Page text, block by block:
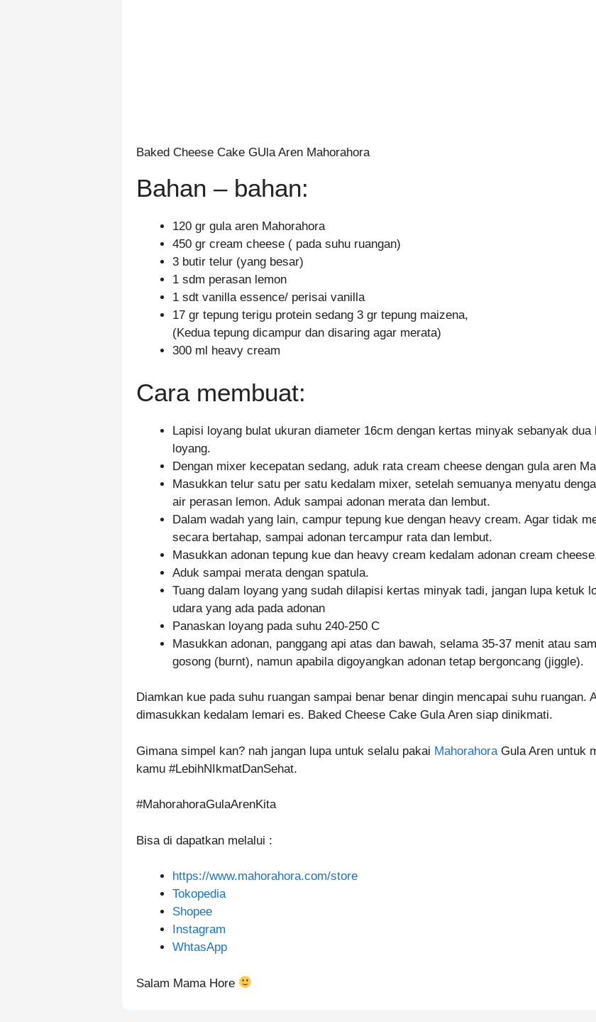
Baked Cheese Cake GUla Aren Mahorahora
Bahan – bahan:
120 gr gula aren Mahorahora
450 gr cream cheese ( pada suhu ruangan)
3 butir telur (yang besar)
1 sdm perasan lemon
1 sdt vanilla essence/ perisai vanilla
17 gr tepung terigu protein sedang 3 gr tepung maizena,
(Kedua tepung dicampur dan disaring agar merata)
300 ml heavy cream
Cara membuat:
Lapisi loyang bulat ukuran diameter 16cm dengan kertas minyak sebanyak
loyang.
Dengan mixer kecepatan sedang, aduk rata cream cheese dengan gula aren
Masukkan telur satu per satu kedalam mixer, setelah semuanya menyatu
air perasan lemon. Aduk sampai adonan merata dan lembut.
Dalam wadah yang lain, campur tepung kue dengan heavy cream. Agar tidak
secara bertahap, sampai adonan tercampur rata dan lembut.
Masukkan adonan tepung kue dan heavy cream kedalam adonan cream
Aduk sampai merata dengan spatula.
Tuang dalam loyang yang sudah dilapisi kertas minyak tadi, jangan lupa ketuk
udara yang ada pada adonan
Panaskan loyang pada suhu 240-250 C
Masukkan adonan, panggang api atas dan bawah, selama 35-37 menit atau
gosong (burnt), namun apabila digoyangkan adonan tetap bergoncang (jiggle).
Diamkan kue pada suhu ruangan sampai benar benar dingin mencapai suhu
dimasukkan kedalam lemari es. Baked Cheese Cake Gula Aren siap dinikmati.
Gimana simpel kan? nah jangan lupa untuk selalu pakai Mahorahora Gula Aren untuk
kamu #LebihNIkmatDanSehat.
#MahorahoraGulaArenKita
Bisa di dapatkan melalui :
https://www.mahorahora.com/store
Tokopedia
Shopee
Instagram
WhtasApp
Salam Mama Hore